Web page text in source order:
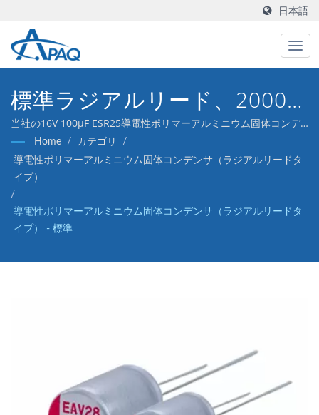
日本語
標準ラジアルリード、2000
時間@105°C、2.5-16Vの経済
的な一般ソリューション
当社の16V 100μF ESR25導電性ポリマーアルミニウム固体コンデ
ンサ（ラジアルリードタイプ）は、DC-DCコンバータ、電圧レギ
ュレータ、およびデカップリングアプリケーションに対応するよ
うに設計されています。
Home / カテゴリ
/
導電性ポリマーアルミニウム固体コンデンサ（ラジアルリードタ
イプ）
/
導電性ポリマーアルミニウム固体コンデンサ（ラジアルリードタ
イプ） - 標準